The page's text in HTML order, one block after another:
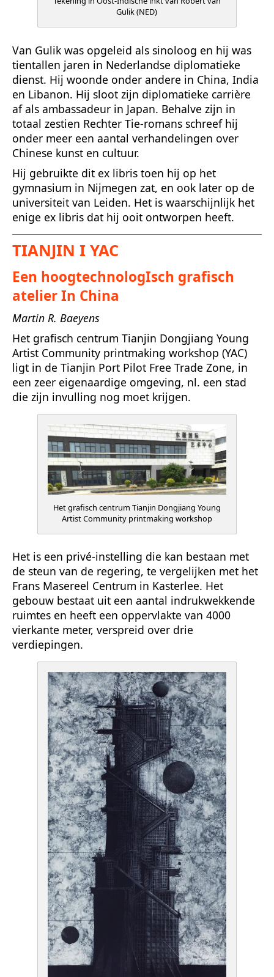
Gulik (NED)
Van Gulik was opgeleid als sinoloog en hij was
tientallen jaren in Nederlandse diplomatieke
dienst. Hij woonde onder andere in China, India
en Libanon. Hij sloot zijn diplomatieke carrière
af als ambassadeur in Japan. Behalve zijn in
totaal zestien Rechter Tie-romans schreef hij
onder meer een aantal verhandelingen over
Chinese kunst en cultuur.
Hij gebruikte dit ex libris toen hij op het
gymnasium in Nijmegen zat, en ook later op de
universiteit van Leiden. Het is waarschijnlijk het
enige ex libris dat hij ooit ontworpen heeft.
TIANJIN I YAC
Een hoogtechnologIsch grafisch
atelier In China
Martin R. Baeyens
Het grafisch centrum Tianjin Dongjiang Young
Artist Community printmaking workshop (YAC)
ligt in de Tianjin Port Pilot Free Trade Zone, in
een zeer eigenaardige omgeving, nl. een stad
die zijn invulling nog moet krijgen.
Het grafisch centrum Tianjin Dongjiang Young
Artist Community printmaking workshop
Het is een privé-instelling die kan bestaan met
de steun van de regering, te vergelijken met het
Frans Masereel Centrum in Kasterlee. Het
gebouw bestaat uit een aantal indrukwekkende
ruimtes en heeft een oppervlakte van 4000
vierkante meter, verspreid over drie
verdiepingen.